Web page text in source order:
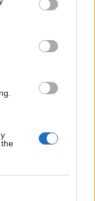
γαλάζιο
μέσα στη